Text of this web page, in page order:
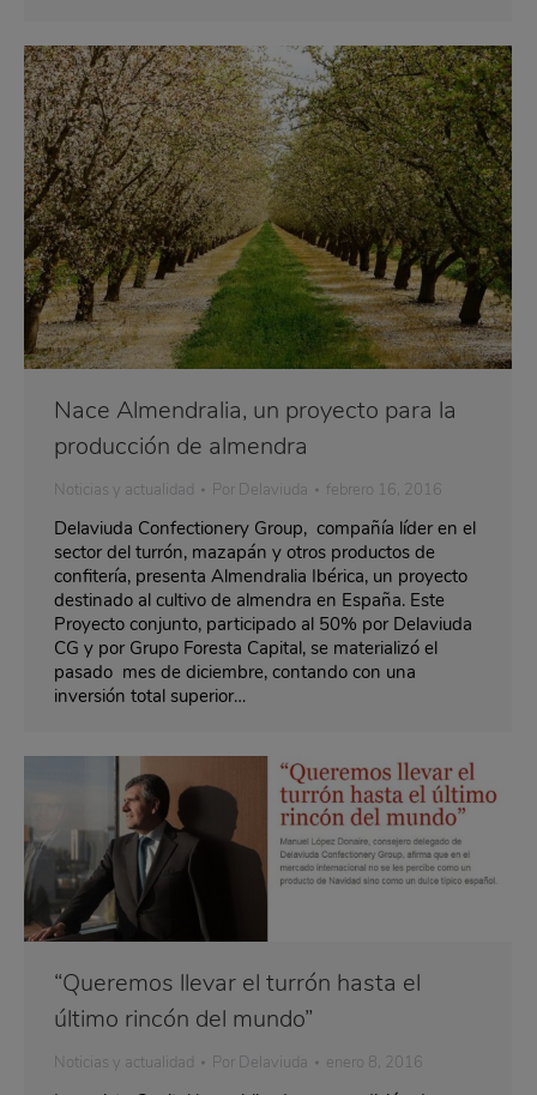
Nace Almendralia, un proyecto para la
producción de almendra
Noticias y actualidad Por Delaviuda febrero 16, 2016
Delaviuda Confectionery Group, compañía líder en el
sector del turrón, mazapán y otros productos de
confitería, presenta Almendralia Ibérica, un proyecto
destinado al cultivo de almendra en España. Este
Proyecto conjunto, participado al 50% por Delaviuda
CG y por Grupo Foresta Capital, se materializó el
pasado mes de diciembre, contando con una
inversión total superior…
“Queremos llevar el turrón hasta el
último rincón del mundo”
Noticias y actualidad Por Delaviuda enero 8, 2016